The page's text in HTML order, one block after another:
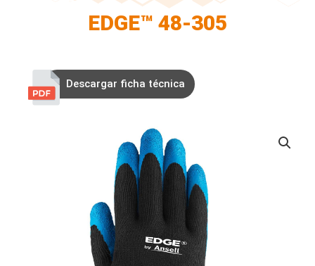
EDGE™ 48-305
Descargar ficha técnica